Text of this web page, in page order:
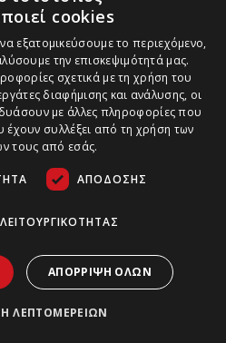
cookies
εξατομικεύσουμε το περιεχόμενο,
την επισκεψιμότητά μας.
σχετικά με τη χρήση του
διαφήμισης και ανάλυσης, οι
με άλλες πληροφορίες που
συλλέξει από τη χρήση των
τους από εσάς.
ΑΠΌΔΟΣΗΣ
ΛΕΙΤΟΥΡΓΙΚΌΤΗΤΑΣ
ΑΠΌΡΡΙΨΗ ΌΛΩΝ
ΛΕΠΤΟΜΕΡΕΙΏΝ